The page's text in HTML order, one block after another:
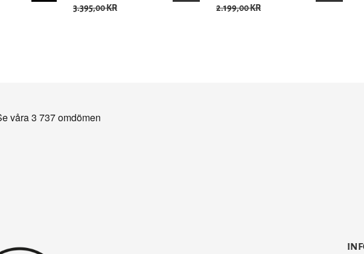
3.395,00 KR
2.199,00 KR